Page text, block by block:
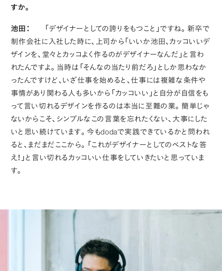
すか。
池田：
「デザイナーとしての誇りをもつこと」ですね。新卒で
制作会社に入社した時に、上司から「いいか池田、カッコいいデ
ザインを、堂々とカッコよく作るのがデザイナーなんだ」と言わ
れたんですよ。当時は「そんなの当たり前だろ」としか思わなか
ったんですけど、いざ仕事を始めると、仕事には複雑な条件や
事情があり関わる人も多いから「カッコいい」と自分が自信をも
って言い切れるデザインを作るのは本当に至難の業。簡単じゃ
ないからこそ、シンプルなこの言葉を忘れたくない、大事にした
いと思い続けています。今もdodaで実践できているかと問われ
ると、まだまだここから。「これがデザイナーとしてのベストな答
え！」と言い切れるカッコいい仕事をしていきたいと思っていま
す。